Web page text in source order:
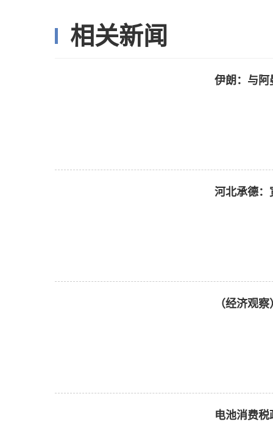
相关新闻
伊朗：与阿
河北承德：
（经济观
电池消费